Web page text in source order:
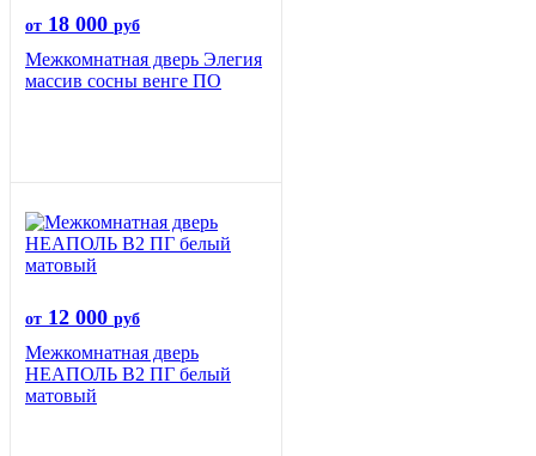
от 18 000 руб
Межкомнатная дверь Элегия
массив сосны венге ПО
от 12 000 руб
Межкомнатная дверь
НЕАПОЛЬ В2 ПГ белый
матовый